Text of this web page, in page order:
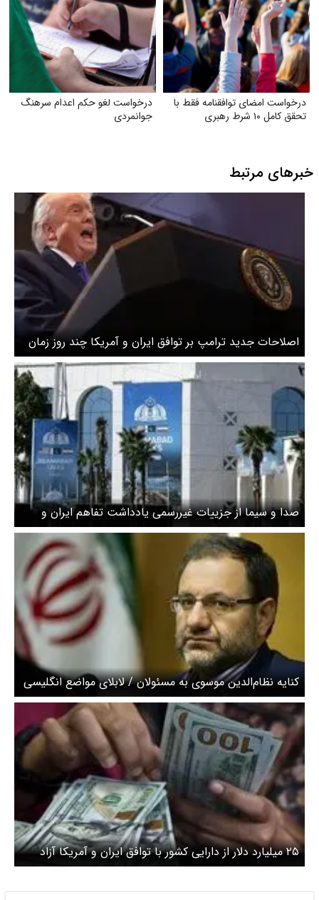
درخواست امضای توافقنامه فقط با
تحقق کامل ۱۰ شرط رهبری
درخواست لغو حکم اعدام سرهنگ
جوانمردی
خبرهای مرتبط
اصلاحات جدید ترامپ بر توافق ایران و آمریکا چند روز زمان
می‌برد
صدا و سیما از جزییات غیررسمی یادداشت تفاهم ایران و
آمریکا گزارش داد
کنایه نظام‌الدین موسوی به مسئولان / لابلای مواضع انگلیسی
یک توئیت به زبان فارسی بزنیدو درباره توافق توضیح دهید
۲۵ میلیارد دلار از دارایی کشور با توافق ایران و آمریکا آزاد
می‌شود؟